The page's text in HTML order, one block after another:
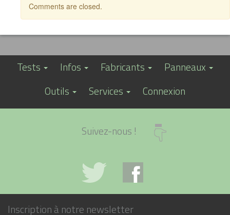
Comments are closed.
Tests Infos Fabricants
Panneaux
Outils
Services Connexion
Suivez-nous !
Inscription à notre newsletter